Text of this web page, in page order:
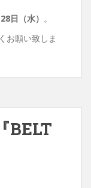
日（水） 。
お願い致しま
BELT